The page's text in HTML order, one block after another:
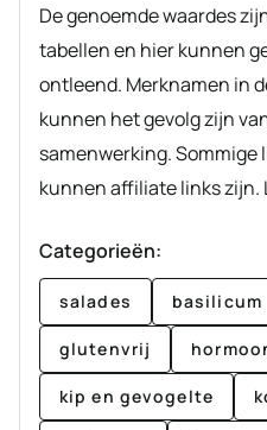
De genoemde waardes zijn gebaseerd op standaard
tabellen en hier kunnen
ontleend. Merknamen in
kunnen het gevolg zijn
samenwerking. Sommige
kunnen affiliate links zijn.
Categorieën:
salades basilicum
glutenvrij
kip en gevogelte